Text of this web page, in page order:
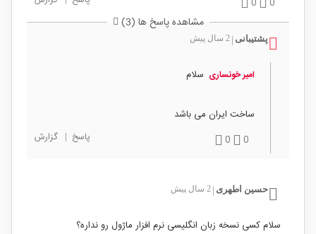
0
0
مشاهده پاسخ ها (3)
پشتیبانی 2 سال پیش
امیر خونساری سلام
ساخت ایران می باشد
0
0 پاسخ | گزارش
حسین اطهری 2 سال پیش
سلام کسی نسخه زبان انگلیسی نرم افزار ماژول رو نداره؟